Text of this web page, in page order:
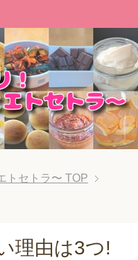
トセトラ〜 TOP
理由は3つ!